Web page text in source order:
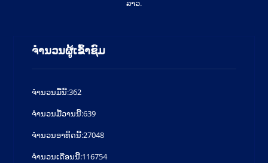
ລາວ.
ຈຳນວນຜູ້ເຂົ້າຊົມ
ຈໍານວນມື້ນີ້:362
ຈໍານວນມື້ວານນີ້:639
ຈໍານວນອາທິດນີ້:27048
ຈໍານວນເດືອນນີ້:116754